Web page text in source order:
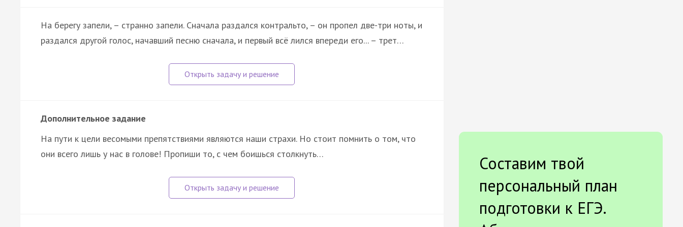
На берегу запели, – странно запели. Сначала раздался контральто, – он пропел две-три ноты, и
раздался другой голос, начавший песню сначала, и первый всё лился впереди его... – трет…
Дополнительное задание
На пути к цели весомыми препятствиями являются наши страхи. Но стоит помнить о том, что
они всего лишь у нас в голове! Пропиши то, с чем боишься столкнуть…
Составим твой
персональный план
подготовки к ЕГЭ.